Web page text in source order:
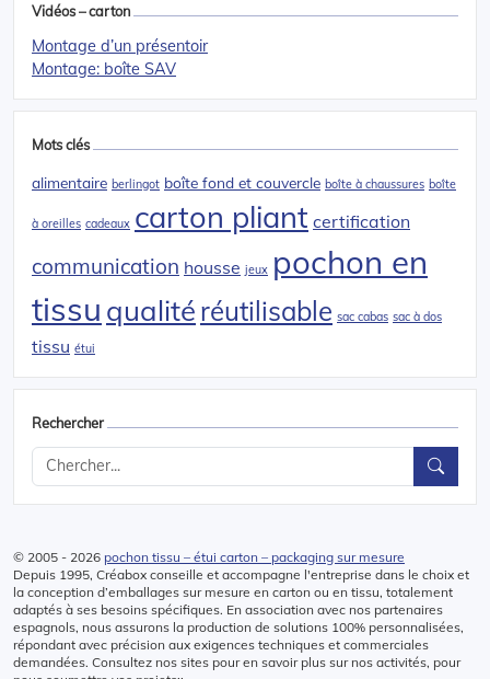
Vidéos – carton
Montage d’un présentoir
Montage: boîte SAV
Mots clés
alimentaire berlingot boîte fond et couvercle boîte à chaussures boîte
à oreilles cadeaux carton pliant certification
communication housse jeux pochon en
tissu qualité réutilisable sac cabas sac à dos
tissu étui
Rechercher
© 2005 - 2026 pochon tissu – étui carton – packaging sur mesure
Depuis 1995, Créabox conseille et accompagne l'entreprise dans le choix et
la conception d’emballages sur mesure en carton ou en tissu, totalement
adaptés à ses besoins spécifiques. En association avec nos partenaires
espagnols, nous assurons la production de solutions 100% personnalisées,
répondant avec précision aux exigences techniques et commerciales
demandées. Consultez nos sites pour en savoir plus sur nos activités, pour